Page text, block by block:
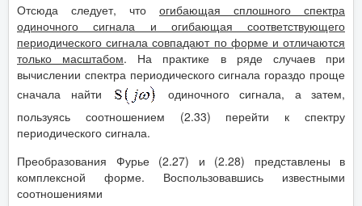
Отсюда следует, что огибающая сплошного спектра
одиночного сигнала и огибающая соответствующего
периодического сигнала совпадают по форме и отличаются
только масштабом. На практике в ряде случаев при
вычислении спектра периодического сигнала гораздо проще
сначала найти
одиночного сигнала, а затем,
пользуясь соотношением (2.33) перейти к спектру
периодического сигнала.
Преобразования Фурье (2.27) и (2.28) представлены в
комплексной форме. Воспользовавшись известными
соотношениями